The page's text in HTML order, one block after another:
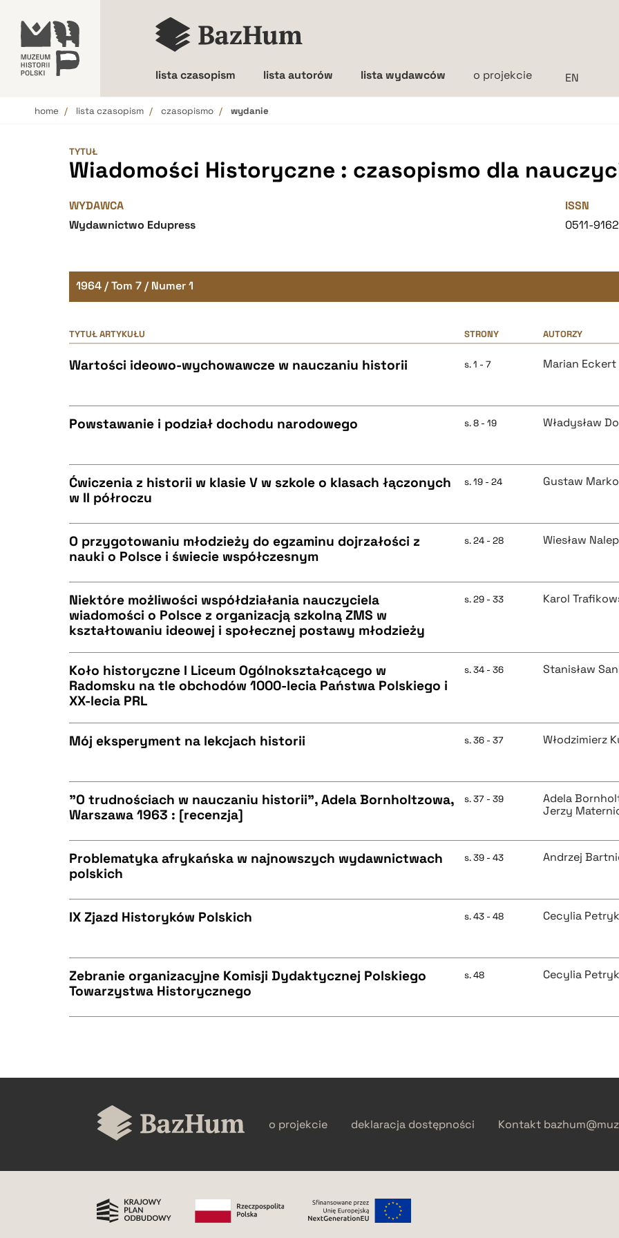
lista czasopism lista autorów lista wydawców o projekcie
home lista czasopism czasopismo wydanie
TYTUŁ
Wiadomości Historyczne : czasopismo dla
WYDAWCA
Wydawnictwo Edupress
ISSN
0511-9162
1964 / Tom 7 / Numer 1
TYTUŁ ARTYKUŁU STRONY AUTORZY
Wartości ideowo-wychowawcze w nauczaniu historii s. 1 - 7 Marian Eckert
BIBTEX
Powstawanie i podział dochodu narodowego s. 8 - 19 Władysław
BIBTEX
Ćwiczenia z historii w klasie V w szkole o klasach łączonych
w II półroczu
s. 19 - 24 Gustaw
BIBTEX
O przygotowaniu młodzieży do egzaminu dojrzałości z
nauki o Polsce i świecie współczesnym
s. 24 - 28 Wiesław
CZYSTY TEKST
BIBTEX
Niektóre możliwości współdziałania nauczyciela
wiadomości o Polsce z organizacją szkolną ZMS w
kształtowaniu ideowej i społecznej postawy młodzieży
s. 29 - 33 Karol
CZYSTY TEKST
BIBTEX
Koło historyczne I Liceum Ogólnokształcącego w
Radomsku na tle obchodów 1000-lecia Państwa Polskiego i
XX-lecia PRL
s. 34 - 36 Stanisław
BIBTEX
Mój eksperyment na lekcjach historii s. 36 - 37 Włodzimierz
BIBTEX
"O trudnościach w nauczaniu historii", Adela Bornholtzowa,
Warszawa 1963 : [recenzja]
s. 37 - 39
Adela
Jerzy
Problematyka afrykańska w najnowszych wydawnictwach
polskich
s. 39 - 43 Andrzej
IX Zjazd Historyków Polskich s. 43 - 48 Cecylia
Zebranie organizacyjne Komisji Dydaktycznej Polskiego
Towarzystwa Historycznego
s. 48 Cecylia
o projekcie deklaracja dostępności Kontakt